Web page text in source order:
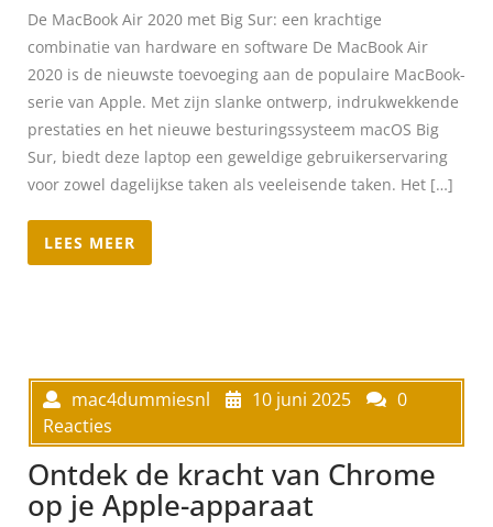
De MacBook Air 2020 met Big Sur: een krachtige
combinatie van hardware en software De MacBook Air
2020 is de nieuwste toevoeging aan de populaire MacBook-
serie van Apple. Met zijn slanke ontwerp, indrukwekkende
prestaties en het nieuwe besturingssysteem macOS Big
Sur, biedt deze laptop een geweldige gebruikerservaring
voor zowel dagelijkse taken als veeleisende taken. Het […]
LEES MEER
mac4dummiesnl 10 juni 2025
0
Reacties
Ontdek de kracht van Chrome
op je Apple-apparaat